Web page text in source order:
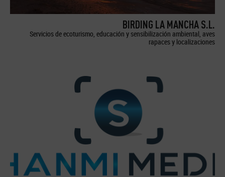
BIRDING LA MANCHA S.L.
Servicios de ecoturismo, educación y sensibilización ambiental, aves
rapaces y localizaciones